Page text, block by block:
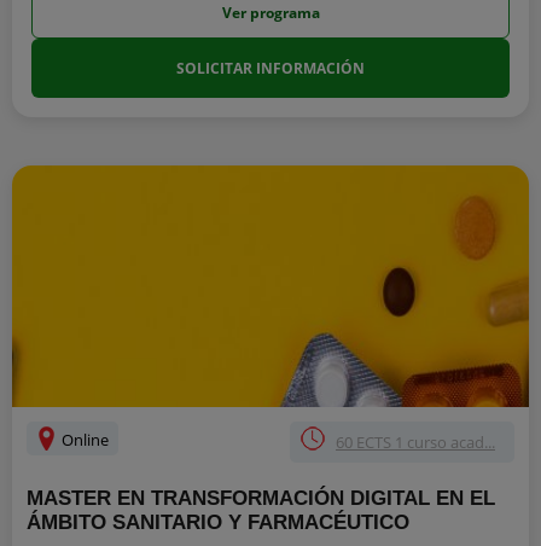
Ver programa
SOLICITAR INFORMACIÓN
Online 60 ECTS 1 curso acad...
MASTER EN TRANSFORMACIÓN DIGITAL EN EL
ÁMBITO SANITARIO Y FARMACÉUTICO